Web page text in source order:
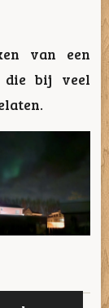
van een
die bij veel